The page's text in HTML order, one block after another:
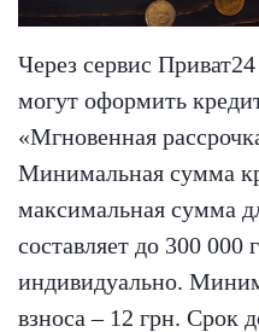
Через сервис
могут оформить
«Мгновенная
Минимальная сумма
максимальная сумма
составляет до 300 000
индивидуально.
взноса – 12 грн. Срок